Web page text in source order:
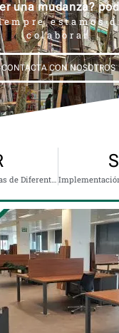
una mudanza?
estamos
colaborar
CONTACTA CON NOSOTROS
Ventajas y Desventajas de Diferentes Medios de Transporte para tu Mudanza